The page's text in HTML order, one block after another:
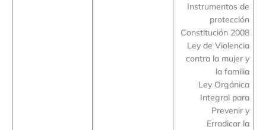
Instrumentos de
protección
Constitución 2008
Ley de Violencia
contra la mujer y
la familia
Ley Orgánica
Integral para
Prevenir y
Erradicar la